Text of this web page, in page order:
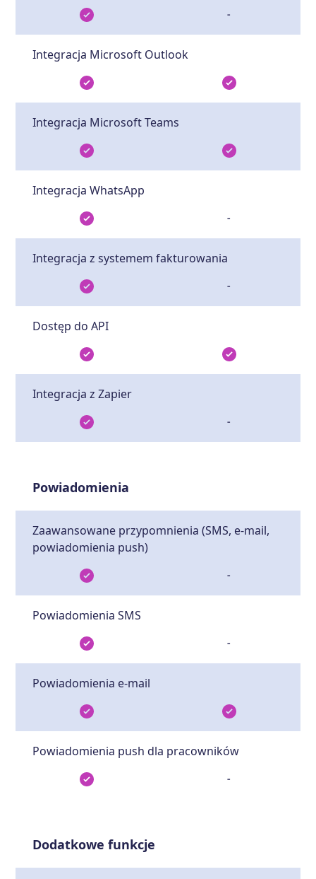
-
Integracja Microsoft Outlook
Integracja Microsoft Teams
Integracja WhatsApp
-
Integracja z systemem fakturowania
-
Dostęp do API
Integracja z Zapier
-
Powiadomienia
Zaawansowane przypomnienia (SMS, e-mail,
powiadomienia push)
-
Powiadomienia SMS
-
Powiadomienia e-mail
Powiadomienia push dla pracowników
-
Dodatkowe funkcje